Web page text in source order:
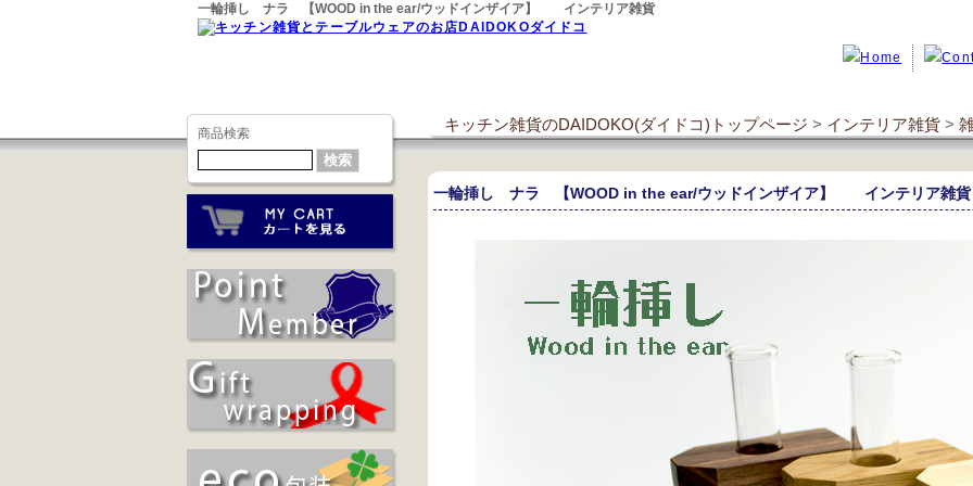
一輪挿し ナラ 【WOOD in the ear/ウッドインザイア】 インテリア雑貨
商品検索 キッチン雑貨のDAIDOKO(ダイドコ)トップページ > インテリア雑貨 >
一輪挿し ナラ 【WOOD in the ear/ウッドインザイア】 インテリア雑